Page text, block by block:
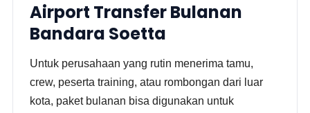
Airport Transfer Bulanan
Bandara Soetta
Untuk perusahaan yang rutin menerima tamu,
crew, peserta training, atau rombongan dari luar
kota, paket bulanan bisa digunakan untuk